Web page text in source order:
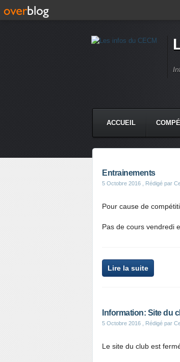
ACCUEIL
Entrainements
5 Octobre 2016 , Rédigé par
Pour cause de
Pas de cours vendredi
Lire la suite
Information: Site du
5 Octobre 2016 , Rédigé par
Le site du club est